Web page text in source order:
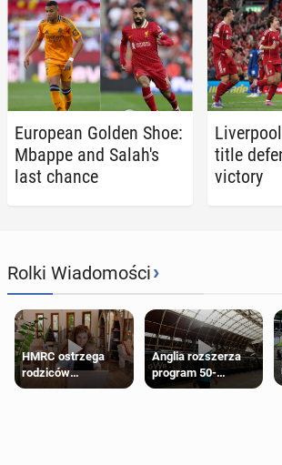
Eu­ro­pean Golden Shoe:
Mbappe and Salah's
last chance
title
victory
Rolki Wiadomości›
HMRC ostrzega
rodziców
pobierających Child
Anglia rozszerza
program 50-
procentowych